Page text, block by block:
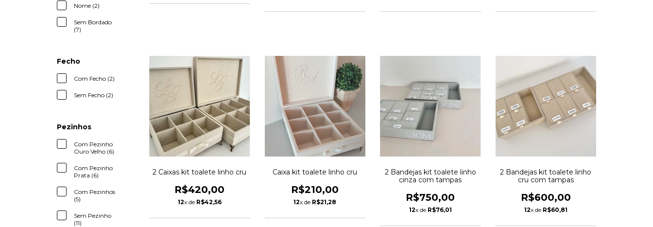
Nome (2)
Sem Bordado
(7)
Fecho
Com Fecho (2)
Sem Fecho (2)
Pezinhos
Com Pezinho
Ouro Velho (6)
Com Pezinho
Prata (6)
Com Pezinhos
(5)
Sem Pezinho
(11)
2 Caixas kit toalete linho cru
R$420,00
12x de R$42,56
Caixa kit toalete linho cru
R$210,00
12x de R$21,28
2 Bandejas kit toalete linho
cinza com tampas
R$750,00
12x de R$76,01
2 Bandejas kit toalete linho
cru com tampas
R$600,00
12x de R$60,81